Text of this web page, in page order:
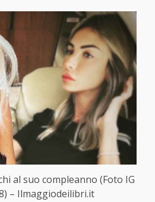
al suo compleanno (Foto IG
– Ilmaggiodeilibri.it